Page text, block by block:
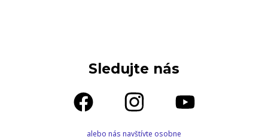
Sledujte nás
alebo nás navštívte osobne